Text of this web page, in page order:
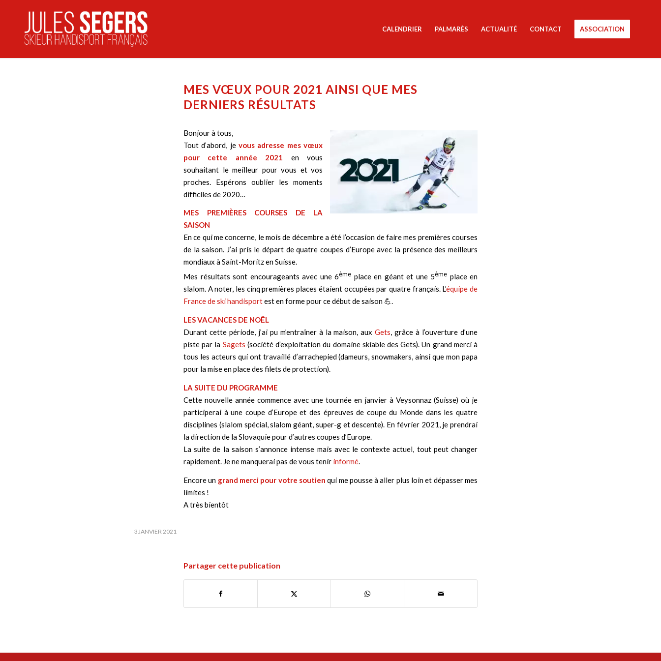
CALENDRIER PALMARÈS ACTUALITÉ CONTACT ASSOCIATION
MES VŒUX POUR 2021 AINSI QUE MES
DERNIERS RÉSULTATS
Bonjour à tous,
Tout d’abord, jevous adresse mes vœux
pour cette année 2021 en vous
souhaitant le meilleur pour vous et vos
proches. Espérons oublier les moments
difficiles de 2020…
MES PREMIÈRES COURSES DE LA
SAISON
En ce qui me concerne, le mois de décembre a été l’occasion de faire mes premières courses
de la saison. J’ai pris le départ de quatre coupes d’Europe avec la présence des meilleurs
mondiaux à Saint-Moritz en Suisse.
Mes résultats sont encourageants avec une 6ème place en géant et une 5ème place en
slalom. A noter, les cinq premières places étaient occupées par quatre français. L’équipe de
France de ski handisportest en forme pour ce début de saison 💪.
LES VACANCES DE NOËL
Durant cette période, j’ai pu m’entraîner à la maison, auxGets, grâce à l’ouverture d’une
piste par la Sagets (société d’exploitation du domaine skiable des Gets). Un grand merci à
tous les acteurs qui ont travaillé d’arrachepied (dameurs, snowmakers, ainsi que mon papa
pour la mise en place des filets de protection).
LA SUITE DU PROGRAMME
Cette nouvelle année commence avec une tournée en janvier à Veysonnaz (Suisse) où je
participerai à une coupe d’Europe et des épreuves de coupe du Monde dans les quatre
disciplines (slalom spécial, slalom géant, super-g et descente). En février 2021, je prendrai
la direction de la Slovaquie pour d’autres coupes d’Europe.
La suite de la saison s’annonce intense mais avec le contexte actuel, tout peut changer
rapidement. Je ne manquerai pas de vous tenir informé.
Encore un grand merci pour votre soutien qui me pousse à aller plus loin et dépasser mes
limites !
A très bientôt
3 JANVIER 2021
Partager cette publication